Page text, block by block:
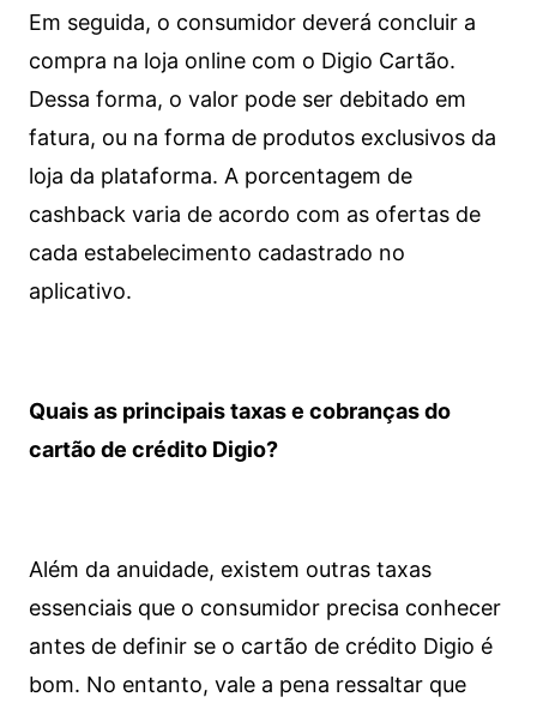
Em seguida, o consumidor deverá concluir a
compra na loja online com o Digio Cartão.
Dessa forma, o valor pode ser debitado em
fatura, ou na forma de produtos exclusivos da
loja da plataforma. A porcentagem de
cashback varia de acordo com as ofertas de
cada estabelecimento cadastrado no
aplicativo.
Quais as principais taxas e cobranças do
cartão de crédito Digio?
Além da anuidade, existem outras taxas
essenciais que o consumidor precisa conhecer
antes de definir se o cartão de crédito Digio é
bom. No entanto, vale a pena ressaltar que